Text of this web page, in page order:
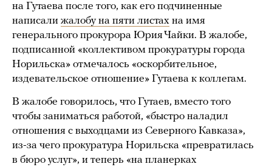
на Гутаева после того, как его подчиненные
написали жалобу на пяти листах на имя
генерального прокурора Юрия Чайки. В жалобе,
подписанной «коллективом прокуратуры города
Норильска» отмечалось «оскорбительное,
издевательское отношение» Гутаева к коллегам.
В жалобе говорилось, что Гутаев, вместо того
чтобы заниматься работой, «быстро наладил
отношения с выходцами из Северного Кавказа»,
из-за чего прокуратура Норильска «превратилась
в бюро услуг», и теперь «на планерках